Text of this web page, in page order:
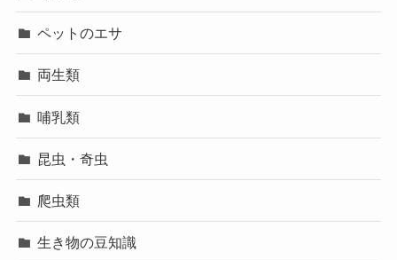
ペットのエサ
両生類
哺乳類
昆虫・奇虫
爬虫類
生き物の豆知識